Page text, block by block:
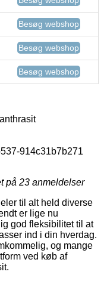
Besøg webshop
Besøg webshop
Besøg webshop
914c31b7b271
på 23 anmeldelser
til alt held diverse
er lige nu
god fleksibilitet til at
ind i din hverdag.
og mange
ved køb af